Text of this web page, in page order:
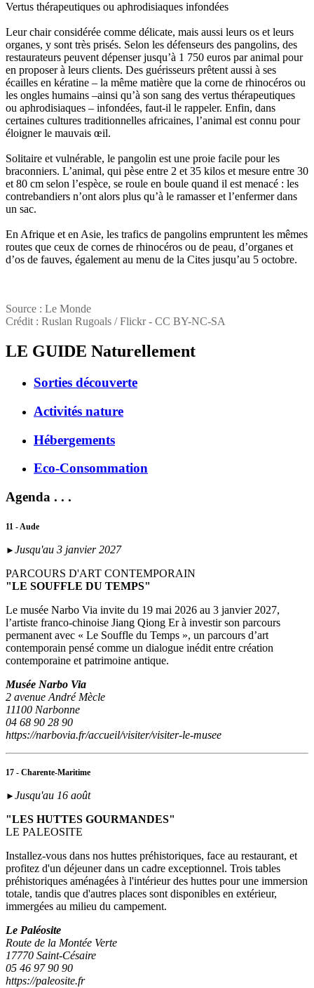
Vertus thérapeutiques ou aphrodisiaques infondées
Leur chair considérée comme délicate, mais aussi leurs os et leurs
organes, y sont très prisés. Selon les défenseurs des pangolins, des
restaurateurs peuvent dépenser jusqu’à 1 750 euros par animal pour
en proposer à leurs clients. Des guérisseurs prêtent aussi à ses
écailles en kératine – la même matière que la corne de rhinocéros ou
les ongles humains –ainsi qu’à son sang des vertus thérapeutiques
ou aphrodisiaques – infondées, faut-il le rappeler. Enfin, dans
certaines cultures traditionnelles africaines, l’animal est connu pour
éloigner le mauvais œil.
Solitaire et vulnérable, le pangolin est une proie facile pour les
braconniers. L’animal, qui pèse entre 2 et 35 kilos et mesure entre 30
et 80 cm selon l’espèce, se roule en boule quand il est menacé : les
contrebandiers n’ont alors plus qu’à le ramasser et l’enfermer dans
un sac.
En Afrique et en Asie, les trafics de pangolins empruntent les mêmes
routes que ceux de cornes de rhinocéros ou de peau, d’organes et
d’os de fauves, également au menu de la Cites jusqu’au 5 octobre.
Source : Le Monde
Crédit : Ruslan Rugoals / Flickr - CC BY-NC-SA
LE GUIDE Naturellement
Sorties découverte
Activités nature
Hébergements
Eco-Consommation
Agenda . . .
11 - Aude
► Jusqu'au 3 janvier 2027
PARCOURS D'ART CONTEMPORAIN
"LE SOUFFLE DU TEMPS"
Le musée Narbo Via invite du 19 mai 2026 au 3 janvier 2027,
l’artiste franco-chinoise Jiang Qiong Er à investir son parcours
permanent avec « Le Souffle du Temps », un parcours d’art
contemporain pensé comme un dialogue inédit entre création
contemporaine et patrimoine antique.
Musée Narbo Via
2 avenue André Mècle
11100 Narbonne
04 68 90 28 90
https://narbovia.fr/accueil/visiter/visiter-le-musee
17 - Charente-Maritime
► Jusqu'au 16 août
"LES HUTTES GOURMANDES"
LE PALEOSITE
Installez-vous dans nos huttes préhistoriques, face au restaurant, et
profitez d'un déjeuner dans un cadre exceptionnel. Trois tables
préhistoriques aménagées à l'intérieur des huttes pour une immersion
totale, tandis que d'autres places sont disponibles en extérieur,
immergées au milieu du campement.
Le Paléosite
Route de la Montée Verte
17770 Saint-Césaire
05 46 97 90 90
https://paleosite.fr